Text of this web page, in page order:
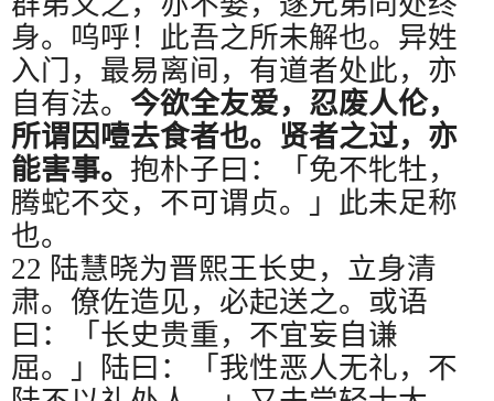
身。呜呼！此吾之所未解也。异姓
入门，最易离间，有道者处此，亦
自有法。 今欲全友爱，忍废人伦，
所谓因噎去食者也。贤者之过，亦
能害事。 抱朴子曰：「免不牝牡，
腾蛇不交，不可谓贞。」此未足称
也。
22 陆慧晓为晋熙王长史，立身清
肃。僚佐造见，必起送之。或语
曰：「长史贵重，不宜妄自谦
屈。」陆曰：「我性恶人无礼，不